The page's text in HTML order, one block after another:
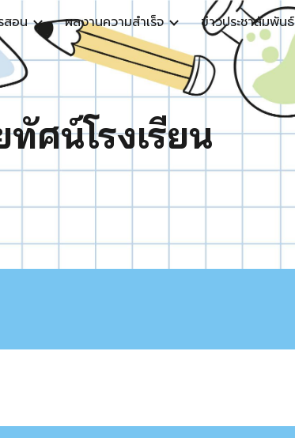
Skip to navigation
สอน ผลงานความสำเร็จ ข่าวประชาสัมพันธ์
ศน์โรงเรียน